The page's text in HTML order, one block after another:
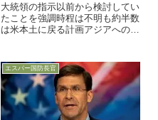
大統領の指示以前から検討してい
たことを強調時程は不明も約半数
は米本土に戻る計画アジアへの移
司令官（兼ねてNATO司令官）ら
を伴って会見を行い、トランプ大
統領が6月に発表した「ドイツ
が...
エスパー国防長官